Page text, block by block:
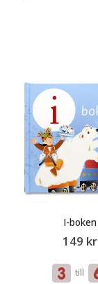
I-boken
149 kr
till